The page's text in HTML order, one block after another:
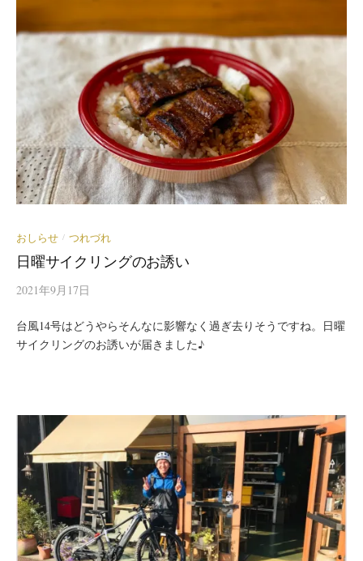
おしらせ / つれづれ
日曜サイクリングのお誘い
2021年9月17日
台風14号はどうやらそんなに影響なく過ぎ去りそうですね。日曜
サイクリングのお誘いが届きました♪